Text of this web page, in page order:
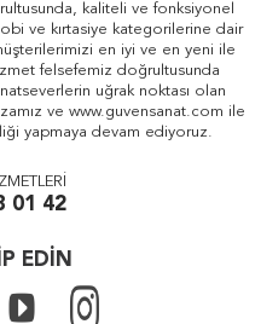
kaliteli ve fonksiyonel
ve kırtasiye kategorilerine dair
en iyi ve en yeni ile
felsefemiz doğrultusunda
uğrak noktası olan
ve www.guvensanat.com ile
yapmaya devam ediyoruz.
01 42
EDİN